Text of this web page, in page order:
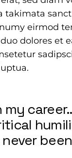
takimata
eirmod
dolores et
my
never